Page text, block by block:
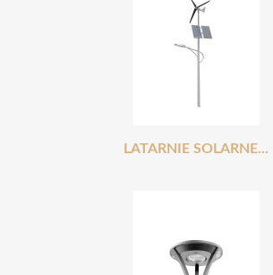
LATARNIE SOLARNE...